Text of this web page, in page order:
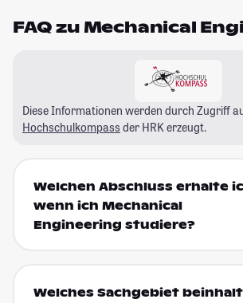
FAQ zu Mechanical
Diese Informationen werden durch Zugriff
Hochschulkompass der HRK erzeugt.
Welchen Abschluss erhalte
wenn ich Mechanical
Engineering studiere?
Welches Sachgebiet